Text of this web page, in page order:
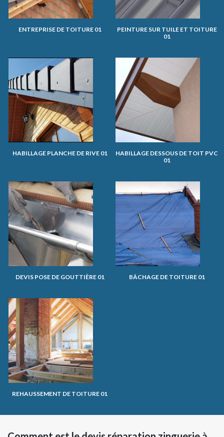
ENTREPRISE DE TOITURE 01
PEINTURE SUR TUILE ET TOITURE
01
HABILLAGE PLANCHE DE RIVE 01
HABILLAGE DESSOUS DE TOIT PVC
01
DEVIS POSE DE GOUTTIÈRE 01 BÂCHAGE DE TOITURE 01
REHAUSSEMENT DE TOITURE 01